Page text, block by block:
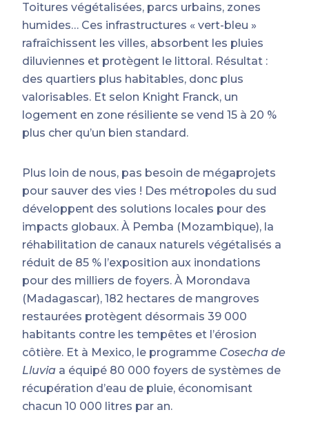
Toitures végétalisées, parcs urbains, zones
humides… Ces infrastructures « vert-bleu »
rafraîchissent les villes, absorbent les pluies
diluviennes et protègent le littoral. Résultat :
des quartiers plus habitables, donc plus
valorisables. Et selon Knight Franck, un
logement en zone résiliente se vend 15 à 20 %
plus cher qu’un bien standard.
Plus loin de nous, pas besoin de mégaprojets
pour sauver des vies ! Des métropoles du sud
développent des solutions locales pour des
impacts globaux. À Pemba (Mozambique), la
réhabilitation de canaux naturels végétalisés a
réduit de 85 % l’exposition aux inondations
pour des milliers de foyers. À Morondava
(Madagascar), 182 hectares de mangroves
restaurées protègent désormais 39 000
habitants contre les tempêtes et l’érosion
côtière. Et à Mexico, le programme Cosecha de
Lluvia a équipé 80 000 foyers de systèmes de
récupération d’eau de pluie, économisant
chacun 10 000 litres par an.